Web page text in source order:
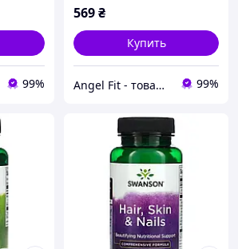
99%
569₴
Купить
Angel Fit - товари для здоров'я, спорту та активного життя 99%